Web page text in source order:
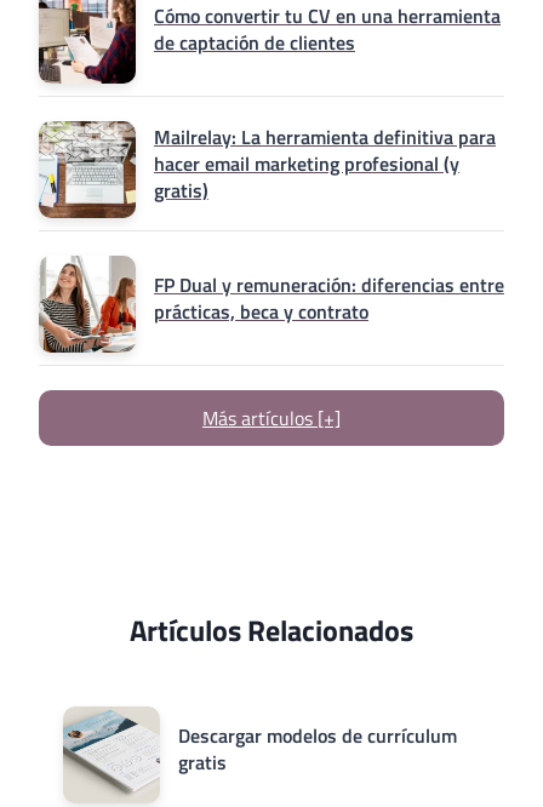
Cómo convertir tu CV en una herramienta
de captación de clientes
Mailrelay: La herramienta definitiva para
hacer email marketing profesional (y
gratis)
FP Dual y remuneración: diferencias entre
prácticas, beca y contrato
Más artículos [+]
Artículos Relacionados
Descargar modelos de currículum
gratis